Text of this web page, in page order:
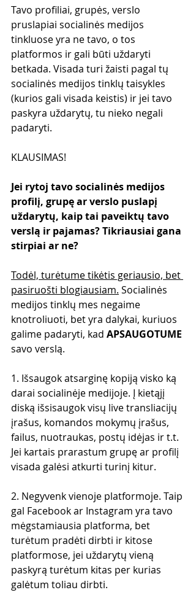
Tavo profiliai, grupės, verslo
pruslapiai socialinės medijos
tinkluose yra ne tavo, o tos
platformos ir gali būti uždaryti
betkada. Visada turi žaisti pagal tų
socialinės medijos tinklų taisykles
(kurios gali visada keistis) ir jei tavo
paskyra uždarytų, tu nieko negali
padaryti.
KLAUSIMAS!
Jei rytoj tavo socialinės medijos
profilį, grupę ar verslo puslapį
uždarytų, kaip tai paveiktų tavo
verslą ir pajamas? Tikriausiai gana
stirpiai ar ne?
Todėl, turėtume tikėtis geriausio, bet
pasiruošti blogiausiam. Socialinės
medijos tinklų mes negaime
knotroliuoti, bet yra dalykai, kuriuos
galime padaryti, kad APSAUGOTUME
savo verslą.
1. Išsaugok atsarginę kopiją visko ką
darai socialinėje medijoje. Į kietąjį
diską išsisaugok visų live transliacijų
įrašus, komandos mokymų įrašus,
failus, nuotraukas, postų idėjas ir t.t.
Jei kartais prarastum grupę ar profilį
visada galėsi atkurti turinį kitur.
2. Negyvenk vienoje platformoje. Taip
gal Facebook ar Instagram yra tavo
mėgstamiausia platforma, bet
turėtum pradėti dirbti ir kitose
platformose, jei uždarytų vieną
paskyrą turėtum kitas per kurias
galėtum toliau dirbti.